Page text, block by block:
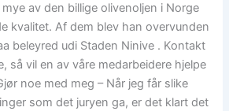
av den billige olivenoljen i Norge
kvalitet. Af dem blev han overvunden
beleyred udi Staden Ninive . Kontakt
så vil en av våre medarbeidere hjelpe
noe med meg – Når jeg får slike
som det juryen ga, er det klart det